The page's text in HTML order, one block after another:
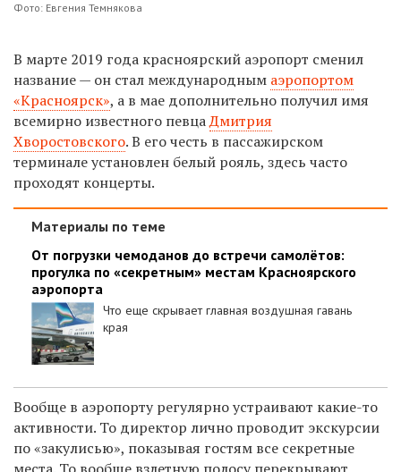
Фото: Евгения Темнякова
В марте 2019 года красноярский аэропорт сменил
название — он стал международным аэропортом
«Красноярск», а в мае дополнительно получил имя
всемирно известного певцаДмитрия
Хворостовского. В его честь в пассажирском
терминале установлен белый рояль, здесь часто
проходят концерты.
Материалы по теме
От погрузки чемоданов до встречи самолётов:
прогулка по «секретным» местам Красноярского
аэропорта
Что еще скрывает главная воздушная гавань
края
Вообще в аэропорту регулярно устраивают какие-то
активности. То директор лично проводит экскурсии
по «закулисью», показывая гостям все секретные